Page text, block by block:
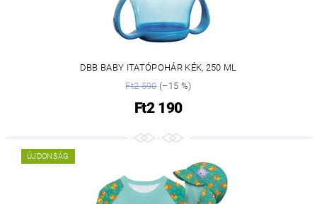
DBB BABY ITATÓPOHÁR KÉK, 250 ML
Ft2 590(–15 %)
Ft2 190
ÚJDONSÁG